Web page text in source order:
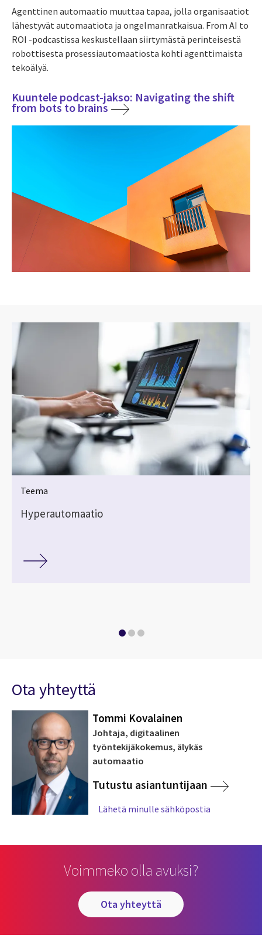
Agenttinen automaatio muuttaa tapaa, jolla organisaatiot
lähestyvät automaatiota ja ongelmanratkaisua. From AI to
ROI -podcastissa keskustellaan siirtymästä perinteisestä
robottisesta prosessiautomaatiosta kohti agenttimaista
tekoälyä.
Kuuntele podcast-jakso: Navigating the shift
from bots to brains
Teema
Hyperautomaatio
Ota yhteyttä
Tommi Kovalainen
Johtaja, digitaalinen
työntekijäkokemus, älykäs
automaatio
Tutustu asiantuntijaan
Lähetä minulle sähköpostia
Voimmeko olla avuksi?
ota yhteyttä